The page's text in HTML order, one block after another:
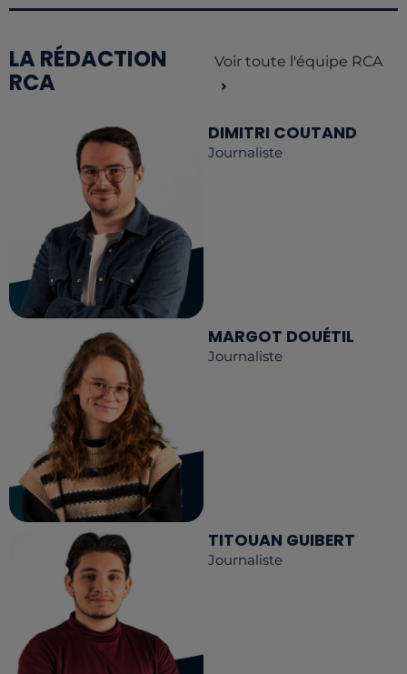
LA RÉDACTION
RCA
Voir toute l'équipe RCA
DIMITRI COUTAND
Journaliste
MARGOT DOUÉTIL
Journaliste
TITOUAN GUIBERT
Journaliste